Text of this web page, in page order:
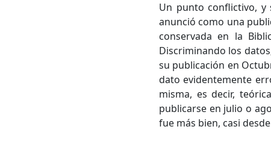
Un punto conflictivo, y
anunció como una
conservada en la
Discriminando los
su publicación en
dato evidentemente
misma, es decir,
publicarse en julio o
fue más bien, casi